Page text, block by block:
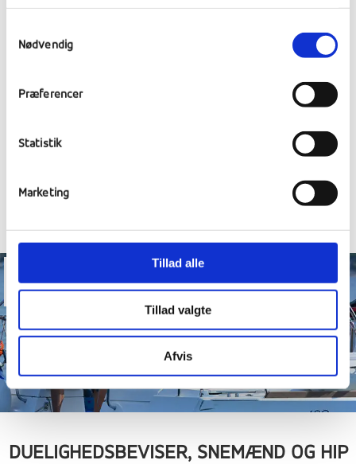
Nødvendig
Præferencer
Statistik
Marketing
Tillad alle
Tillad valgte
Afvis
PVA AWARDSHOW, PARLAMENTBESØG
OG SMØRREBRØDSLAGKAGE
mar
DUELIGHEDSBEVISER, SNEMÆND OG HIP